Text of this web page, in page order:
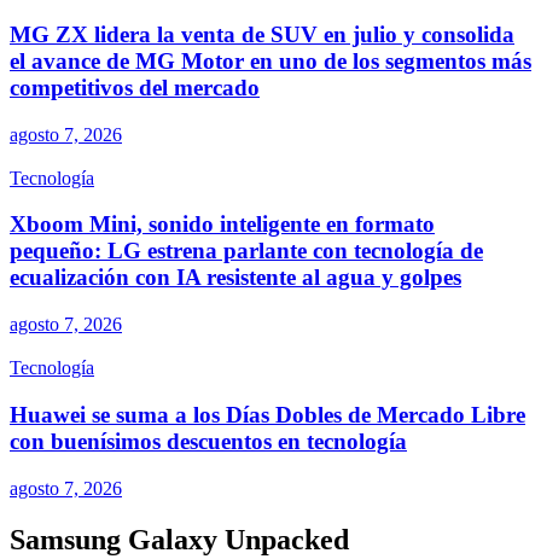
MG ZX lidera la venta de SUV en julio y consolida
el avance de MG Motor en uno de los segmentos más
competitivos del mercado
agosto 7, 2026
Tecnología
Xboom Mini, sonido inteligente en formato
pequeño: LG estrena parlante con tecnología de
ecualización con IA resistente al agua y golpes
agosto 7, 2026
Tecnología
Huawei se suma a los Días Dobles de Mercado Libre
con buenísimos descuentos en tecnología
agosto 7, 2026
Samsung Galaxy Unpacked